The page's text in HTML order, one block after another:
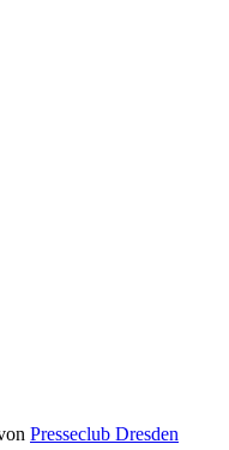
Presseclub Dresden